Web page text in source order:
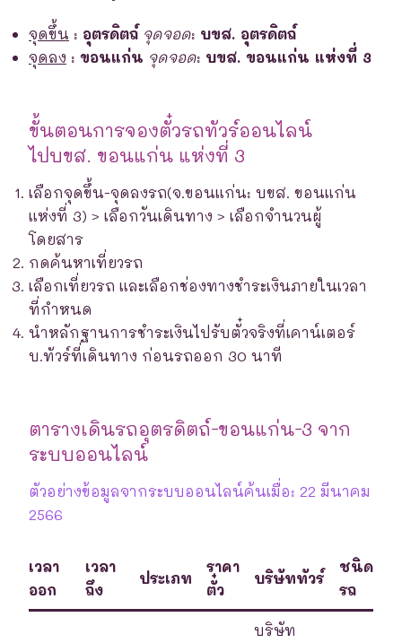
จุดขึ้น : อุตรดิตถ์ จุดจอด: บขส. อุตรดิตถ์
จุดลง : ขอนแก่น จุดจอด: บขส. ขอนแก่น แห่งที่ 3
ขั้นตอนการจองตั๋วรถทัวร์ออนไลน์
ไปบขส. ขอนแก่น แห่งที่ 3
เลือกจุดขึ้น-จุดลงรถ(จ.ขอนแก่น: บขส. ขอนแก่น
แห่งที่ 3) > เลือกวันเดินทาง > เลือกจำนวนผู้
โดยสาร
กดค้นหาเที่ยวรถ
เลือกเที่ยวรถ และเลือกช่องทางชำระเงินภายในเวลา
ที่กำหนด
นำหลักฐานการชำระเงินไปรับตั๋วจริงที่เคาน์เตอร์
บ.ทัวร์ที่เดินทาง ก่อนรถออก 30 นาที
ตารางเดินรถอุตรดิตถ์-ขอนแก่น-3 จาก
ระบบออนไลน์
ตัวอย่างข้อมูลจากระบบออนไลน์ค้นเมื่อ: 22 มีนาคม
2566
เวลา
ออก
เวลา
ถึง
ประเภท
ราคา
ตั๋ว
บริษัททัวร์
ชนิด
รถ
บริษัท